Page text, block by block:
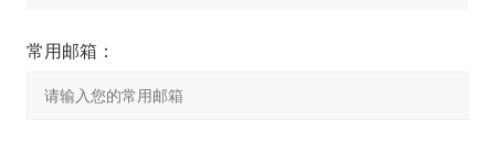
常用邮箱：